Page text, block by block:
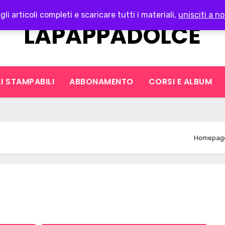
gli articoli completi e scaricare tutti i materiali, unisciti a
LAPAPPADOLCE
STAMPABILI ABBONAMENTO CORSI E ALBUM